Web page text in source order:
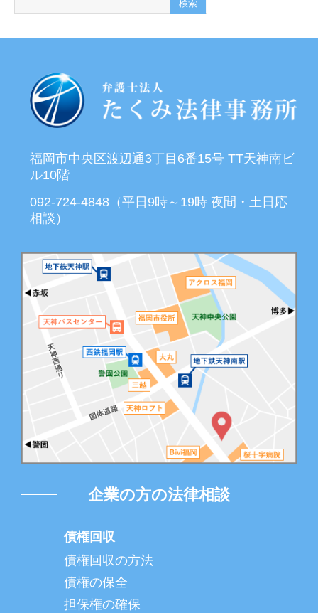
福岡市中央区渡辺通3丁目6番15号 TT天神南ビ
ル10階
092-724-4848（平日9時～19時 夜間・土日応
相談）
企業の方の法律相談
債権回収
債権回収の方法
債権の保全
担保権の確保